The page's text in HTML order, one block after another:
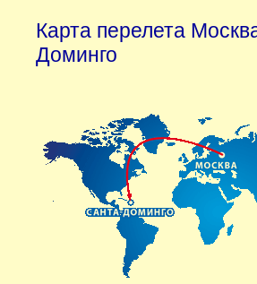
Карта перелета
Доминго